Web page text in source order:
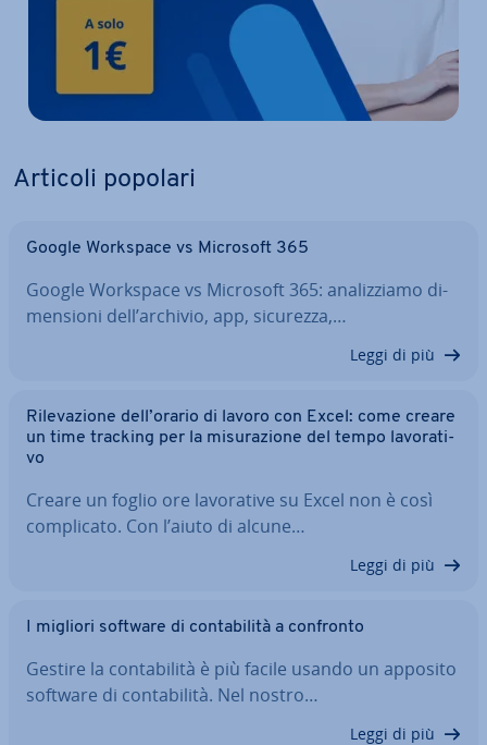
Articoli popolari
Google Workspace vs Microsoft 365
Google Workspace vs Microsoft 365: ana­liz­zia­mo di­
men­sio­ni dell’archivio, app, sicurezza,…
Leggi di più
Ri­le­va­zio­ne dell’orario di lavoro con Excel: come creare
un time tracking per la mi­su­ra­zio­ne del tempo la­vo­ra­ti­
vo
Creare un foglio ore la­vo­ra­ti­ve su Excel non è così
com­pli­ca­to. Con l’aiuto di alcune…
Leggi di più
I migliori software di con­ta­bi­li­tà a confronto
Gestire la con­ta­bi­li­tà è più facile usando un apposito
software di con­ta­bi­li­tà. Nel nostro…
Leggi di più